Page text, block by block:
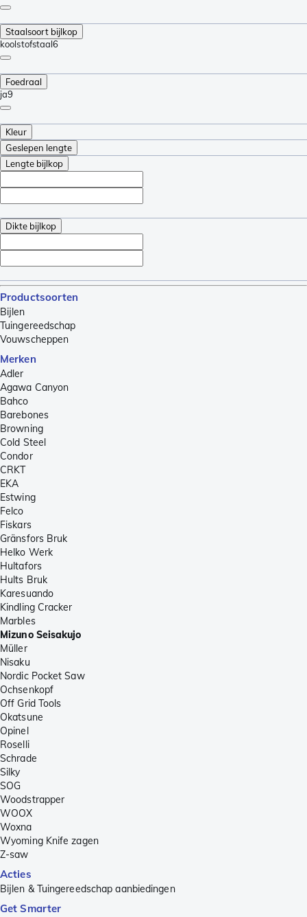
Staalsoort bijlkop
koolstofstaal6
Foedraal
ja9
Kleur
Geslepen lengte
Lengte bijlkop
Dikte bijlkop
Productsoorten
Bijlen
Tuingereedschap
Vouwscheppen
Merken
Adler
Agawa Canyon
Bahco
Barebones
Browning
Cold Steel
Condor
CRKT
EKA
Estwing
Felco
Fiskars
Gränsfors Bruk
Helko Werk
Hultafors
Hults Bruk
Karesuando
Kindling Cracker
Marbles
Mizuno Seisakujo
Müller
Nisaku
Nordic Pocket Saw
Ochsenkopf
Off Grid Tools
Okatsune
Opinel
Roselli
Schrade
Silky
SOG
Woodstrapper
WOOX
Woxna
Wyoming Knife zagen
Z-saw
Acties
Bijlen & Tuingereedschap aanbiedingen
Get Smarter